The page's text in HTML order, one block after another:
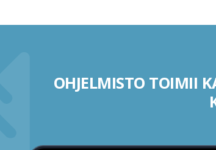
OHJELMISTO TOIMII